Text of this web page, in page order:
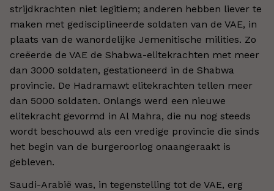
strijdkrachten niet legitiem; anderen hebben liever te
maken met gedisciplineerde soldaten van de VAE, in
plaats van de wanordelijke Jemenitische milities. Zo
creëerde de VAE de Shabwa-elitekrachten met meer
dan 3000 soldaten, gestationeerd in de Shabwa
provincie. De Hadramawt elitekrachten tellen meer
dan 5000 soldaten. Onlangs werd een nieuwe
elitekracht gevormd in Al Mahra, die nu nog steeds
wordt beschouwd als een vredige provincie die sinds
het begin van de burgeroorlog onaangeraakt is
gebleven.
Saudi-Arabië was, in tegenstelling tot de VAE, erg